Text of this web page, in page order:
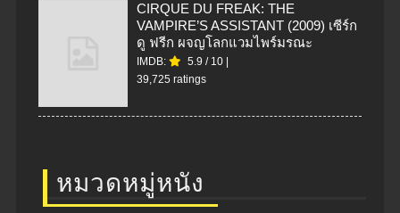
CIRQUE DU FREAK: THE
VAMPIRE’S ASSISTANT (2009) เซีร์ก
ดู ฟรีก ผจญโลกแวมไพร์มรณะ
IMDB: 5.9 / 10
39,725 ratings
หมวดหมู่หนัง